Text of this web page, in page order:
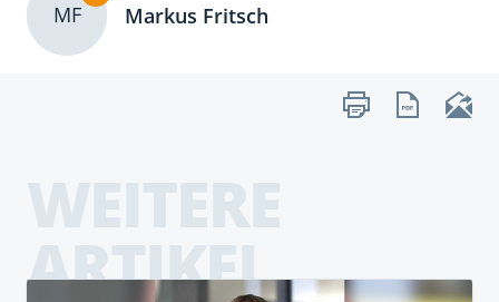
MF Markus Fritsch
ARTIKEL